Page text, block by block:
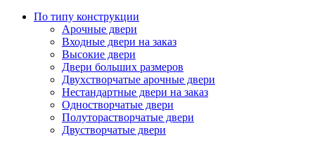
По типу конструкции
Арочные двери
Входные двери на заказ
Высокие двери
Двери больших размеров
Двухстворчатые арочные двери
Нестандартные двери на заказ
Одностворчатые двери
Полуторастворчатые двери
Двустворчатые двери